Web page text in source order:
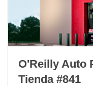
O'Reilly Auto
Tienda #841